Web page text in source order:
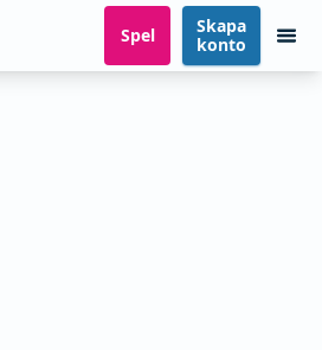
Spel
Skapa
konto